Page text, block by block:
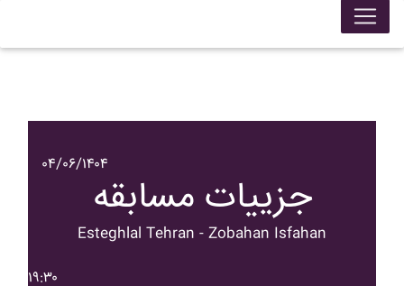
۰۴/۰۶/۱۴۰۴
جزییات مسابقه
Esteghlal Tehran - Zobahan Isfahan
۱۹:۳۰